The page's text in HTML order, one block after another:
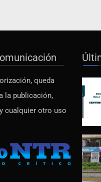
queda
la publicación,
cualquier otro uso